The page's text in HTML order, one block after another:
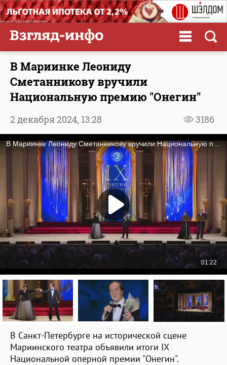
В Мариинке Леониду
Сметанникову вручили
Национальную премию "Онегин"
3186
2 декабря 2024, 13:28
В Санкт-Петербурге на исторической сцене
Мариинского театра объявили итоги IX
Национальной оперной премии "Онегин".